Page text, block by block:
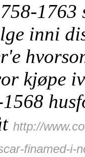
inni
kjøpe
http://
finamed-i-